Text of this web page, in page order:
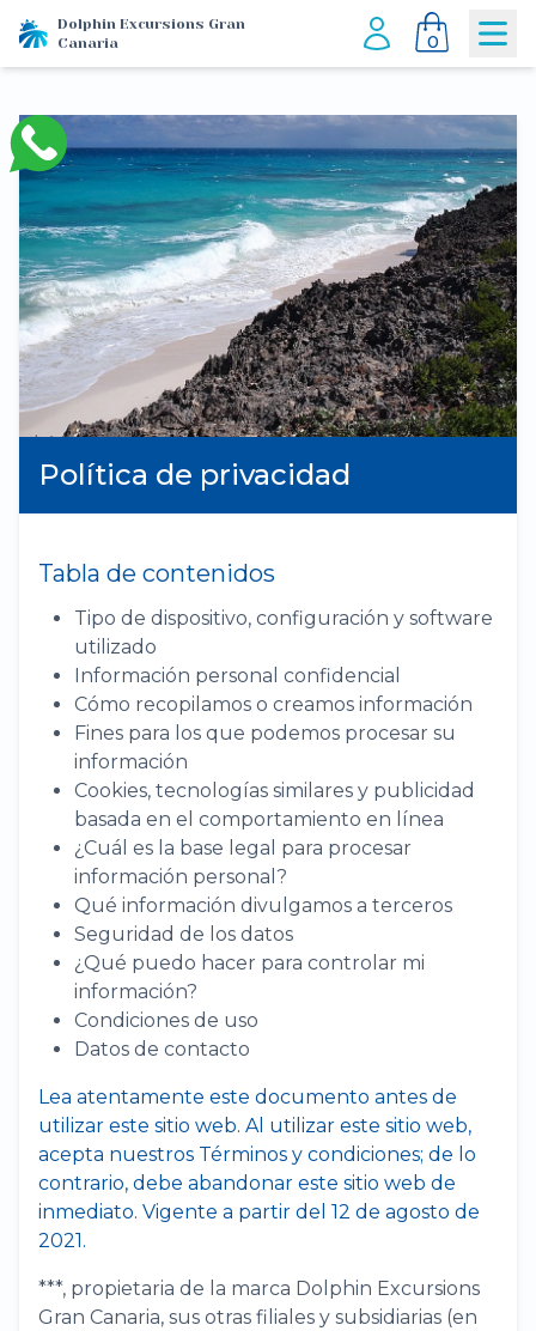
Dolphin Excursions Gran
Canaria
0
Política de privacidad
Tabla de contenidos
Tipo de dispositivo, configuración y software
utilizado
Información personal confidencial
Cómo recopilamos o creamos información
Fines para los que podemos procesar su
información
Cookies, tecnologías similares y publicidad
basada en el comportamiento en línea
¿Cuál es la base legal para procesar
información personal?
Qué información divulgamos a terceros
Seguridad de los datos
¿Qué puedo hacer para controlar mi
información?
Condiciones de uso
Datos de contacto
Lea atentamente este documento antes de
utilizar este sitio web. Al utilizar este sitio web,
acepta nuestros Términos y condiciones; de lo
contrario, debe abandonar este sitio web de
inmediato. Vigente a partir del 12 de agosto de
2021.
***, propietaria de la marca Dolphin Excursions
Gran Canaria, sus otras filiales y subsidiarias (en